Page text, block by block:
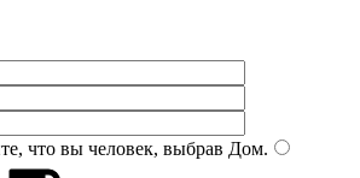
что вы человек, выбрав Дом.